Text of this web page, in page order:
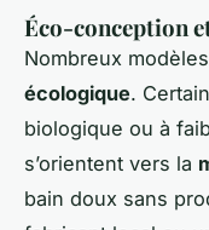
Éco-conception
Nombreux
écologique.
biologique ou à
s’orientent vers la
bain doux sans